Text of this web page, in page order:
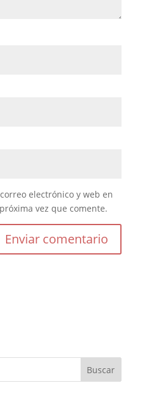
electrónico y web en
vez que comente.